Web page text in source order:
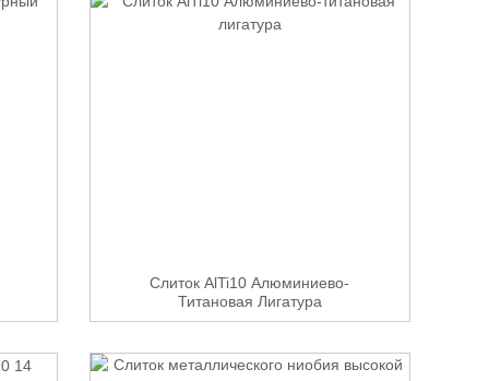
Слиток AlTi10 Алюминиево-
Титановая Лигатура